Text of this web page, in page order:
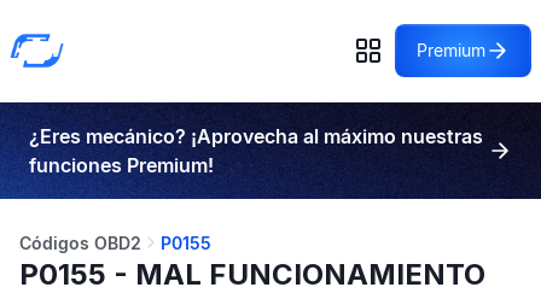
Premium
¿Eres mecánico? ¡Aprovecha al máximo nuestras
funciones Premium!
Códigos OBD2 P0155
P0155 - MAL FUNCIONAMIENTO